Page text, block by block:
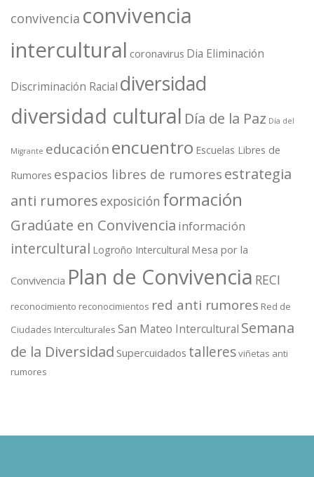
convivencia convivencia
intercultural coronavirus Dia Eliminación
Discriminación Racial diversidad
diversidad cultural Día de la Paz Día del
Migrante educaciónencuentro Escuelas Libres de
Rumores espacios libres de rumores estrategia
anti rumoresexposición formación
Gradúate en Convivencia información
intercultural Logroño Intercultural Mesa por la
Convivencia Plan de Convivencia RECI
reconocimiento reconocimientos red anti rumores Red de
Ciudades Interculturales San Mateo Intercultural Semana
de la Diversidad Supercuidados talleresviñetas anti
rumores